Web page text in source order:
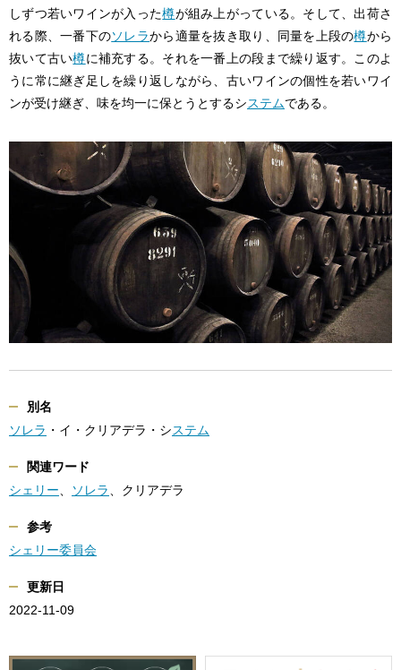
しずつ若いワインが入った樽が組み上がっている。そして、出荷さ
れる際、一番下のソレラから適量を抜き取り、同量を上段の樽から
抜いて古い樽に補充する。それを一番上の段まで繰り返す。このよ
うに常に継ぎ足しを繰り返しながら、古いワインの個性を若いワイ
ンが受け継ぎ、味を均一に保とうとするシステムである。
別名
ソレラ ・イ・クリアデラ・システム
関連ワード
シェリー
ソレラ 、クリアデラ
参考
シェリー委員会
更新日
2022-11-09